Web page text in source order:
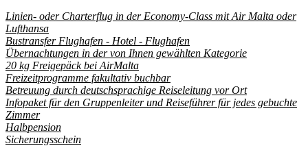
Linien- oder Charterflug in der Economy-Class mit Air Malta oder
Lufthansa
Bustransfer Flughafen - Hotel - Flughafen
Übernachtungen in der von Ihnen gewählten Kategorie
20 kg Freigepäck bei AirMalta
Freizeitprogramme fakultativ buchbar
Betreuung durch deutschsprachige Reiseleitung vor Ort
Infopaket für den Gruppenleiter und Reiseführer für jedes gebuchte
Zimmer
Halbpension
Sicherungsschein